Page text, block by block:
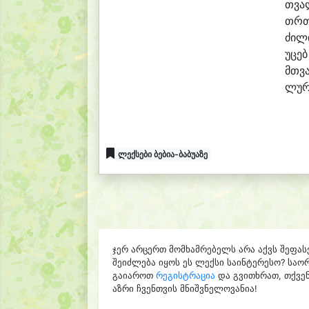
თვა
ძი
უ
ლექსები ბებია-ბაბუაზე
ჯერ არცერთ მომხამრებელს არა აქვს
შეიძლება იყოს ეს ლექსი საინტერესო?
გაიაროთ რეგისტრაცია და გვითხრათ,
აზრი ჩვენთვის მნიშვნელოვანია!